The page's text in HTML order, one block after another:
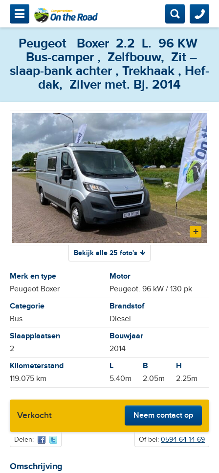
Home
Campers
Bemiddeling
Onderhoud & keuring
Contact & locatie
Camperclub NKC
Zoeken Zoeken
Zoeken
On The Road
Peugeot Boxer 2.2 L. 96 KW
Bus-camper , Zelfbouw, Zit –
slaap-bank achter , Trekhaak , Hef-
dak, Zilver met. Bj. 2014
Bekijk alle 25 foto's
Merk en type
Peugeot Boxer
Motor
Peugeot. 96 kW / 130 pk
Categorie
Bus
Brandstof
Diesel
Slaapplaatsen
2
Bouwjaar
2014
Kilometerstand
119.075 km
5.40m 2.05m 2.25m
Verkocht Neem contact op
Delen: Of bel: 0594 64 14 69
Omschrijving